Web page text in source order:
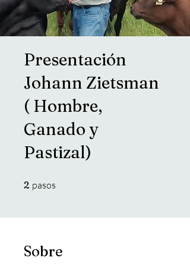
Presentación
Johann Zietsman
( Hombre,
Ganado y
Pastizal)
2 pasos
Sobre